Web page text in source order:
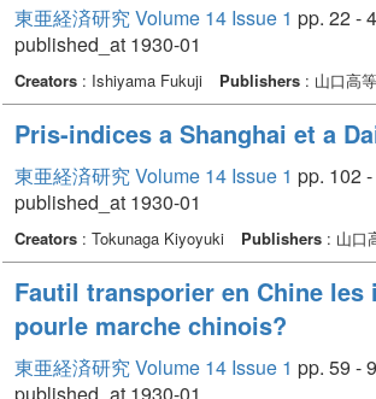
東亜経済研究 Volume 14 Issue 1 pp. 22 -
published_at 1930-01
Creators: Ishiyama Fukuji Publishers: 山口高
Pris-indices a Shanghai et a
東亜経済研究 Volume 14 Issue 1 pp. 102
published_at 1930-01
Creators: Tokunaga Kiyoyuki Publishers: 山口
Fautil transporier en Chine
pourle marche chinois?
東亜経済研究 Volume 14 Issue 1 pp. 59 -
published_at 1930-01